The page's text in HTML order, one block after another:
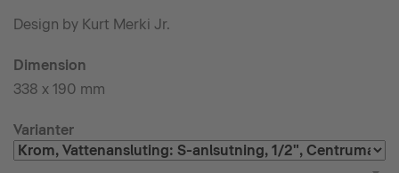
Design by Kurt Merki Jr.
Dimension
338 x 190 mm
Varianter